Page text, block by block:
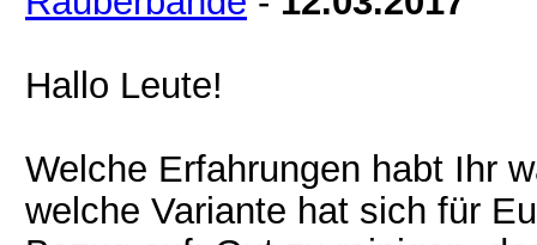
Hallo Leute!
Welche Erfahrungen habt Ihr
welche Variante hat sich für